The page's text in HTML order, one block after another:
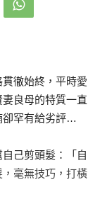
徹始終，平時愛
良母的特質一直
卻罕有給劣評…
己剪頭髮：「自
毫無技巧，打橫